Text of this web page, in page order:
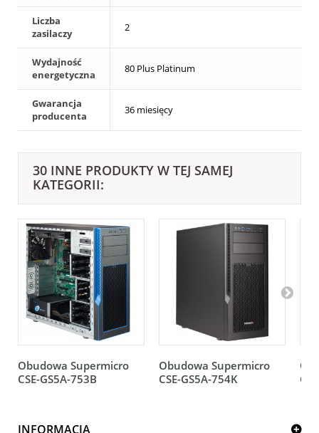
Liczba
zasilaczy
2
Wydajność
energetyczna
80 Plus Platinum
Gwarancja
producenta
36 miesięcy
30 INNE PRODUKTY W TEJ SAMEJ
KATEGORII:
Obudowa Supermicro
CSE-GS5A-753B
Obudowa Supermicro
CSE-GS5A-754K
INFORMACJA